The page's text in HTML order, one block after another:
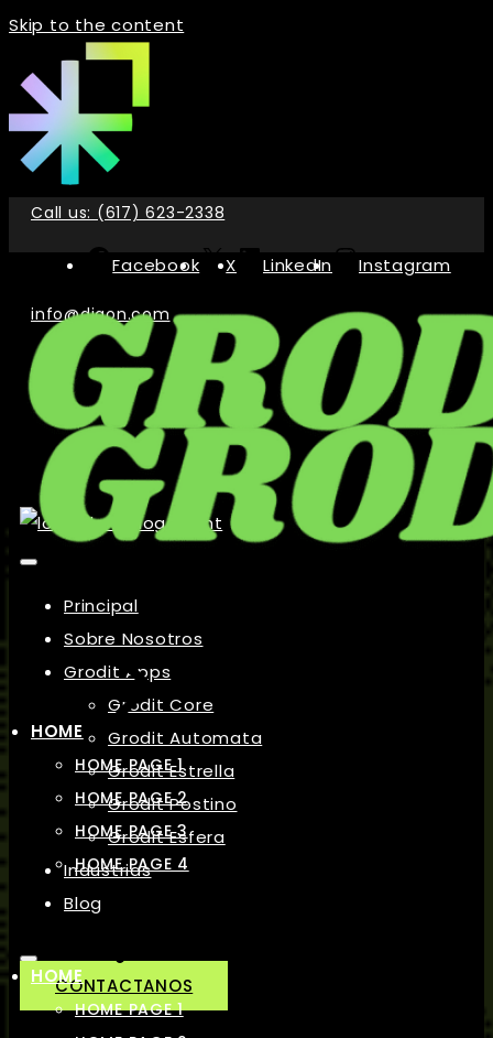
Skip to the content
Call us: (617) 623-2338
Facebook X LinkedIn Instagram
info@digon.com
Principal
Sobre Nosotros
Grodit Apps
Grodit Core
Grodit Automata
Grodit Estrella
Grodit Postino
Grodit Esfera
Industrias
Blog
CONTACTANOS
HOME
HOME PAGE 1
HOME PAGE 2
HOME PAGE 3
HOME PAGE 4
HOME
HOME PAGE 1